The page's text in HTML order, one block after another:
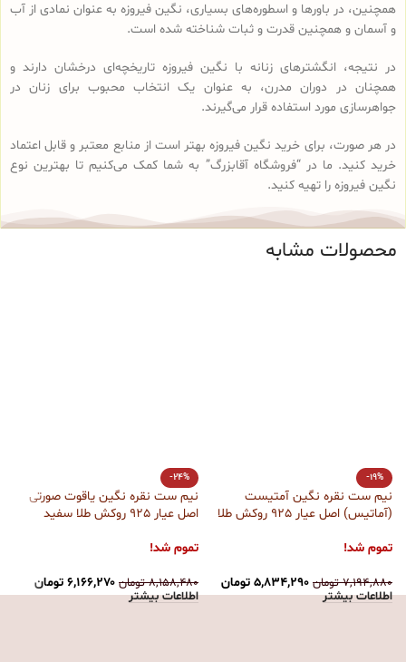
همچنین، در باورها و اسطوره‌های بسیاری، نگین فیروزه به عنوان نمادی از آب
و آسمان و همچنین قدرت و ثبات شناخته شده است.
در نتیجه، انگشترهای زنانه با نگین فیروزه تاریخچه‌ای درخشان دارند و
همچنان در دوران مدرن، به عنوان یک انتخاب محبوب برای زنان در
جواهرسازی مورد استفاده قرار می‌گیرند.
در هر صورت، برای خرید نگین فیروزه بهتر است از منابع معتبر و قابل اعتماد
خرید کنید. ما در “فروشگاه آقابزرگ” به شما کمک می‌کنیم تا بهترین نوع
نگین فیروزه را تهیه کنید.
محصولات مشابه
-19%
نیم ست نقره نگین آمتیست
(آماتیس) اصل عیار 925 روکش طلا
تموم شد!
۷,۱۹۴,۸۸۰ تومان ۵,۸۳۴,۲۹۰ تومان
اطلاعات بیشتر
-24%
نیم ست نقره نگین یاقوت صورتی
اصل عیار 925 روکش طلا سفید
تموم شد!
۸,۱۵۸,۴۸۰ تومان ۶,۱۶۶,۲۷۰ تومان
اطلاعات بیشتر